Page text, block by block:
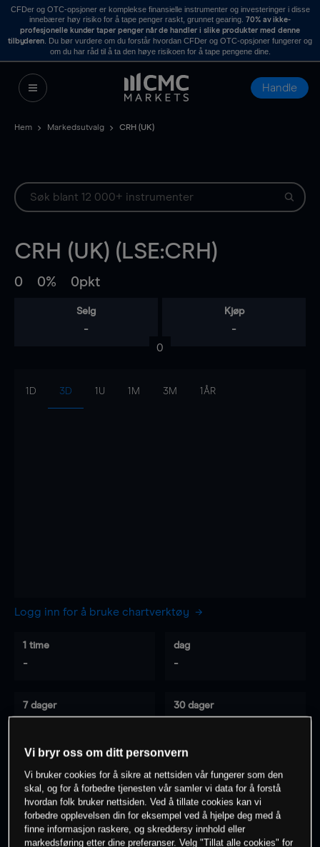
CFDer og OTC-opsjoner er komplekse finansielle instrumenter og investeringer i disse
innebærer høy risiko for å tape penger raskt, grunnet gearing. 70% av ikke-
profesjonelle kunder taper penger når de handler i slike produkter med denne
tilbyderen . Du bør vurdere om du forstår hvordan CFDer og OTC-opsjoner fungerer og
om du har råd til å ta den høye risikoen for å tape pengene dine.
Handle
Hem Markedsutvalg CRH (UK)
CRH (UK) (LSE:CRH)
0 0% 0pkt
Selg
-
Kjøp
-
0
1D 3D 1U 1M 3M 1ÅR
Logg inn for å bruke chartverktøy
1 time
-
dag
-
7 dager 30 dager
0% av kunder erpå dette instrumentet
Søk om konto
Vi bryr oss om ditt personvern
Vi bruker cookies for å sikre at nettsiden vår fungerer som den
skal, og for å forbedre tjenesten vår samler vi data for å forstå
hvordan folk bruker nettsiden. Ved å tillate cookies kan vi
forbedre opplevelsen din for eksempel ved å hjelpe deg med å
finne informasjon raskere, og skreddersy innhold eller
markedsføring etter dine preferanser. Velg "Tillat alle cookies" for